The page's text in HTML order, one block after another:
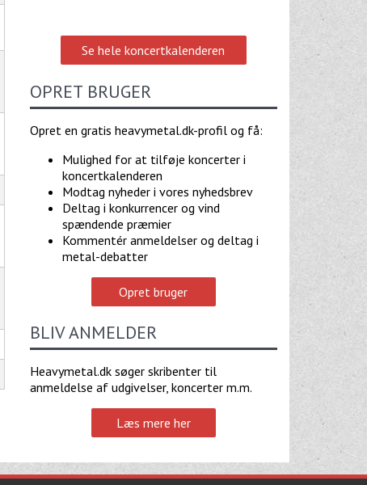
Se hele koncertkalenderen
OPRET BRUGER
Opret en gratis heavymetal.dk-profil og få:
Mulighed for at tilføje koncerter i
koncertkalenderen
Modtag nyheder i vores nyhedsbrev
Deltag i konkurrencer og vind
spændende præmier
Kommentér anmeldelser og deltag i
metal-debatter
Opret bruger
BLIV ANMELDER
Heavymetal.dk søger skribenter til
anmeldelse af udgivelser, koncerter m.m.
Læs mere her